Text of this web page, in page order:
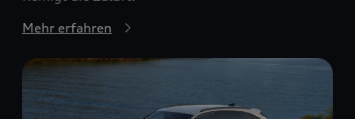
Mehr erfahren